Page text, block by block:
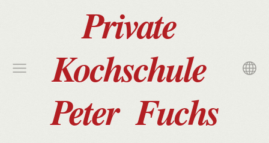
Private
Kochschule
Peter Fuchs